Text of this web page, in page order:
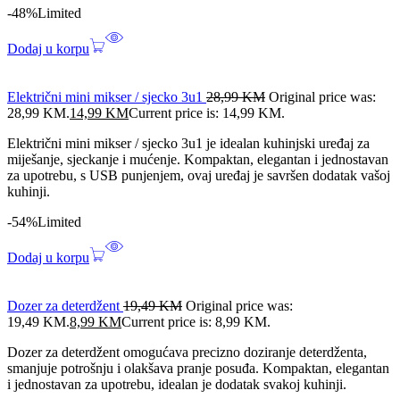
-48%Limited
Dodaj u korpu
Električni mini mikser / sjecko 3u1 28,99KM Original price was:
28,99 KM.14,99 KMCurrent price is: 14,99 KM.
Električni mini mikser / sjecko 3u1 je idealan kuhinjski uređaj za
miješanje, sjeckanje i mućenje. Kompaktan, elegantan i jednostavan
za upotrebu, s USB punjenjem, ovaj uređaj je savršen dodatak vašoj
kuhinji.
-54%Limited
Dodaj u korpu
Dozer za deterdžent 19,49KM Original price was:
19,49 KM.8,99 KMCurrent price is: 8,99 KM.
Dozer za deterdžent omogućava precizno doziranje deterdženta,
smanjuje potrošnju i olakšava pranje posuđa. Kompaktan, elegantan
i jednostavan za upotrebu, idealan je dodatak svakoj kuhinji.